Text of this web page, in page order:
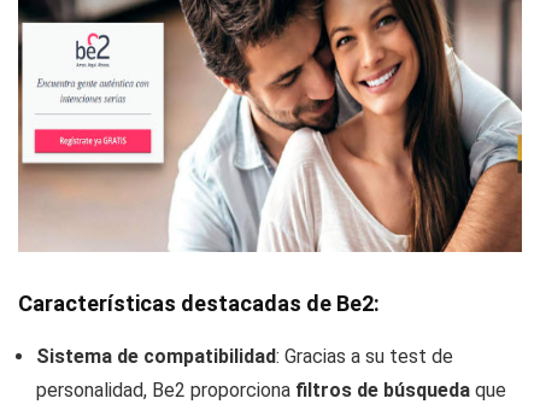
Características destacadas de Be2:
Sistema de compatibilidad: Gracias a su test de
personalidad, Be2 proporciona filtros de búsqueda que